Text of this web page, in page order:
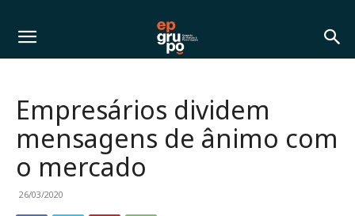
Empresários dividem
mensagens de ânimo com
o mercado
26/03/2020